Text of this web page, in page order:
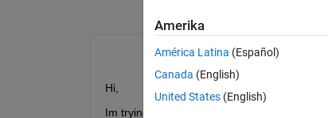
Hi,
Im trying to create a custom component in
Amerika
América Latina (Español)
Canada (English)
United States (English)